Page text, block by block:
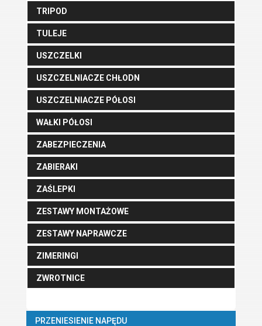
TRIPOD
TULEJE
USZCZELKI
USZCZELNIACZE CHŁODN
USZCZELNIACZE PÓŁOSI
WAŁKI PÓŁOSI
ZABEZPIECZENIA
ZABIERAKI
ZAŚLEPKI
ZESTAWY MONTAŻOWE
ZESTAWY NAPRAWCZE
ZIMERINGI
ZWROTNICE
PRZENIESIENIE NAPĘDU